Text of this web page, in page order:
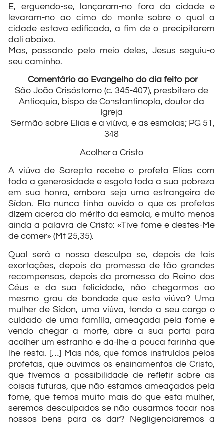
E, erguendo-se, lançaram-no fora da cidade e
levaram-no ao cimo do monte sobre o qual a
cidade estava edificada, a fim de o precipitarem
dali abaixo.
Mas, passando pelo meio deles, Jesus seguiu-o
seu caminho.
Comentário ao Evangelho do dia feito por
São João Crisóstomo (c. 345-407), presbítero de
Antioquia, bispo de Constantinopla, doutor da
Igreja
Sermão sobre Elias e a viúva, e as esmolas; PG 51,
348
Acolher a Cristo
A viúva de Sarepta recebe o profeta Elias com
toda a generosidade e esgota toda a sua pobreza
em sua honra, embora seja uma estrangeira de
Sídon. Ela nunca tinha ouvido o que os profetas
dizem acerca do mérito da esmola, e muito menos
ainda a palavra de Cristo: «Tive fome e destes-Me
de comer» (Mt 25,35).
Qual será a nossa desculpa se, depois de tais
exortações, depois da promessa de tão grandes
recompensas, depois da promessa do Reino dos
Céus e da sua felicidade, não chegarmos ao
mesmo grau de bondade que esta viúva? Uma
mulher de Sídon, uma viúva, tendo a seu cargo o
cuidado de uma família, ameaçada pela fome e
vendo chegar a morte, abre a sua porta para
acolher um estranho e dá-lhe a pouca farinha que
lhe resta. […] Mas nós, que fomos instruídos pelos
profetas, que ouvimos os ensinamentos de Cristo,
que tivemos a possibilidade de refletir sobre as
coisas futuras, que não estamos ameaçados pela
fome, que temos muito mais do que esta mulher,
seremos desculpados se não ousarmos tocar nos
nossos bens para os dar? Negligenciaremos a